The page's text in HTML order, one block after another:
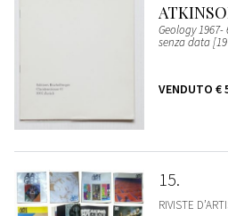
Geology
senza data
VENDUTO €
15
RIVISTE